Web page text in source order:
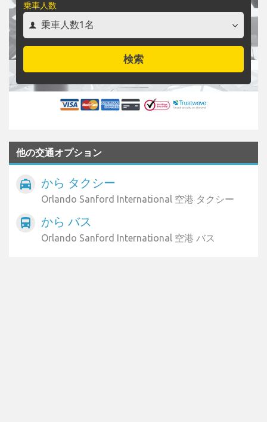
乗車人数
検索
他の交通オプション
local_taxi から タクシー
Orlando Sanford International 空港 タクシー
directions_bus から バス
Orlando Sanford International 空港 バス